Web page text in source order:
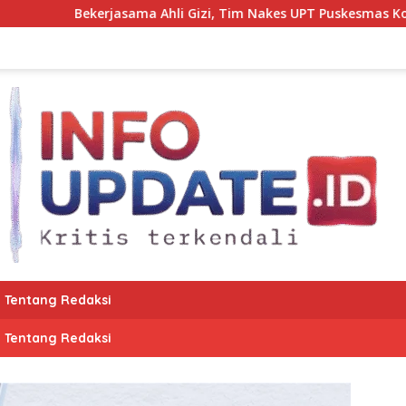
Ahli Gizi, Tim Nakes UPT Puskesmas Kota Bantaeng
Tentang Redaksi
Tentang Redaksi